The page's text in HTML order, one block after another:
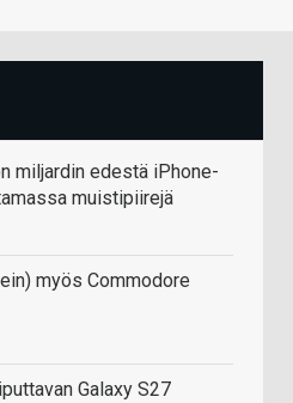
miljardin edestä iPhone-
muistipiirejä
myös Commodore
Galaxy S27